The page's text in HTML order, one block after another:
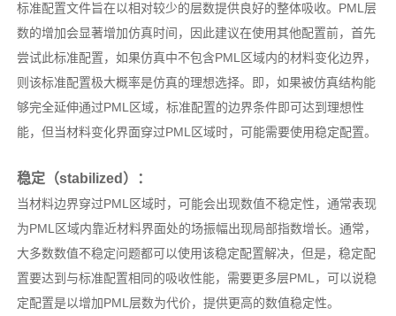
标准配置文件旨在以相对较少的层数提供良好的整体吸收。PML层
数的增加会显著增加仿真时间，因此建议在使用其他配置前，首先
尝试此标准配置，如果仿真中不包含PML区域内的材料变化边界，
则该标准配置极大概率是仿真的理想选择。即，如果被仿真结构能
够完全延伸通过PML区域，标准配置的边界条件即可达到理想性
能，但当材料变化界面穿过PML区域时，可能需要使用稳定配置。
稳定（stabilized）：
当材料边界穿过PML区域时，可能会出现数值不稳定性，通常表现
为PML区域内靠近材料界面处的场振幅出现局部指数增长。通常，
大多数数值不稳定问题都可以使用该稳定配置解决，但是，稳定配
置要达到与标准配置相同的吸收性能，需要更多层PML，可以说稳
定配置是以增加PML层数为代价，提供更高的数值稳定性。